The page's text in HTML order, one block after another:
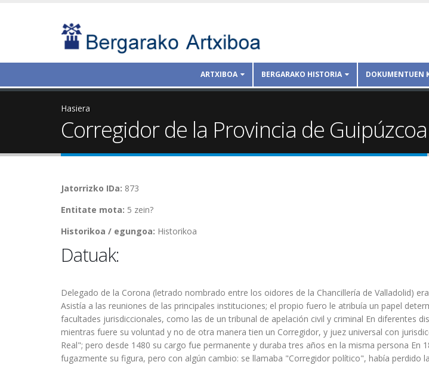
ARTXIBOA BERGARAKO HISTORIA DOKUMENTUEN
Hasiera
Corregidor de la Provincia de Guipúzcoa
Jatorrizko IDa: 873
Entitate mota: 5 zein?
Historikoa / egungoa: Historikoa
Datuak:
Delegado de la Corona (letrado nombrado entre los oidores de la Chancillería de Valladolid)
Asistía a las reuniones de las principales instituciones; el propio fuero le atribuía un papel
facultades jurisdiccionales, como las de un tribunal de apelación civil y criminal En diferentes
mientras fuere su voluntad y no de otra manera tien un Corregidor, y juez universal con
Real"; pero desde 1480 su cargo fue permanente y duraba tres años en la misma persona
fugazmente su figura, pero con algún cambio: se llamaba "Corregidor político", había perdido